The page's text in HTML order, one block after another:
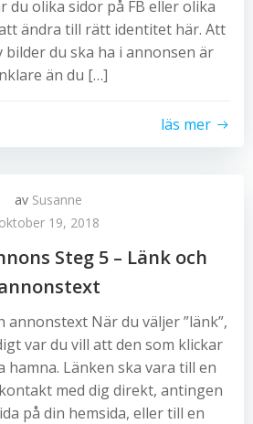
du olika sidor på FB eller olika
ändra till rätt identitet här. Att
bilder du ska ha i annonsen är
än du […]
läs mer
av Susanne
oktober 19, 2018
Steg 5 – Länk och
annonstext När du väljer ”länk”,
var du vill att den som klickar
hamna. Länken ska vara till en
med dig direkt, antingen
på din hemsida, eller till en